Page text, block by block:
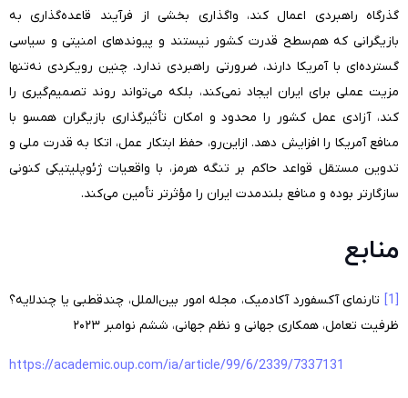
گذرگاه راهبردی اعمال کند، واگذاری بخشی از فرآیند قاعده‌گذاری به
بازیگرانی که هم‌سطح قدرت کشور نیستند و پیوندهای امنیتی و سیاسی
گسترده‌ای با آمریکا دارند، ضرورتی راهبردی ندارد. چنین رویکردی نه‌تنها
مزیت عملی برای ایران ایجاد نمی‌کند، بلکه می‌تواند روند تصمیم‌گیری را
کند، آزادی عمل کشور را محدود و امکان تأثیرگذاری بازیگران همسو با
منافع آمریکا را افزایش دهد. ازاین‌رو، حفظ ابتکار عمل، اتکا به قدرت ملی و
تدوین مستقل قواعد حاکم بر تنگه هرمز، با واقعیات ژئوپلیتیکی کنونی
سازگارتر بوده و منافع بلندمدت ایران را مؤثرتر تأمین می‌کند.
منابع
تارنمای آکسفورد آکادمیک، مجله امور بین‌الملل، چندقطبی یا چندلایه؟
ظرفیت تعامل، همکاری جهانی و نظم جهانی، ششم نوامبر ۲۰۲۳
https://academic.oup.com/ia/article/99/6/2339/7337131